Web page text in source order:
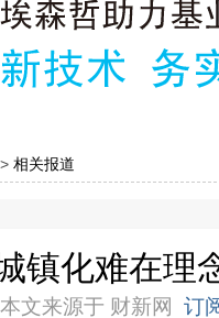
> 相关报道
镇化难在理
文来源于 财新网
订